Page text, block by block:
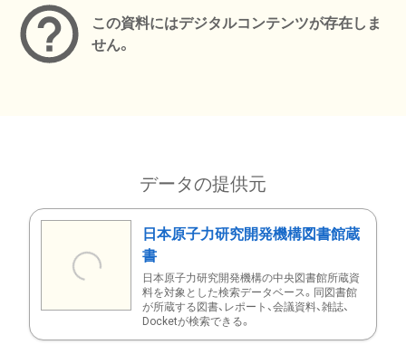
この資料にはデジタルコンテンツが存在しま
せん。
データの提供元
日本原子力研究開発機構図書館蔵
書
日本原子力研究開発機構の中央図書館所蔵資
料を対象とした検索データベース。同図書館
が所蔵する図書、レポート、会議資料、雑誌、
Docketが検索できる。